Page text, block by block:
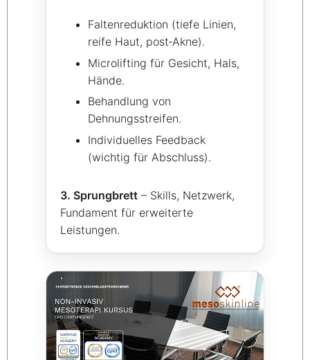
Faltenreduktion (tiefe Linien,
reife Haut, post‑Akne).
Microlifting für Gesicht, Hals,
Hände.
Behandlung von
Dehnungsstreifen.
Individuelles Feedback
(wichtig für Abschluss).
3. Sprungbrett – Skills, Netzwerk,
Fundament für erweiterte
Leistungen.